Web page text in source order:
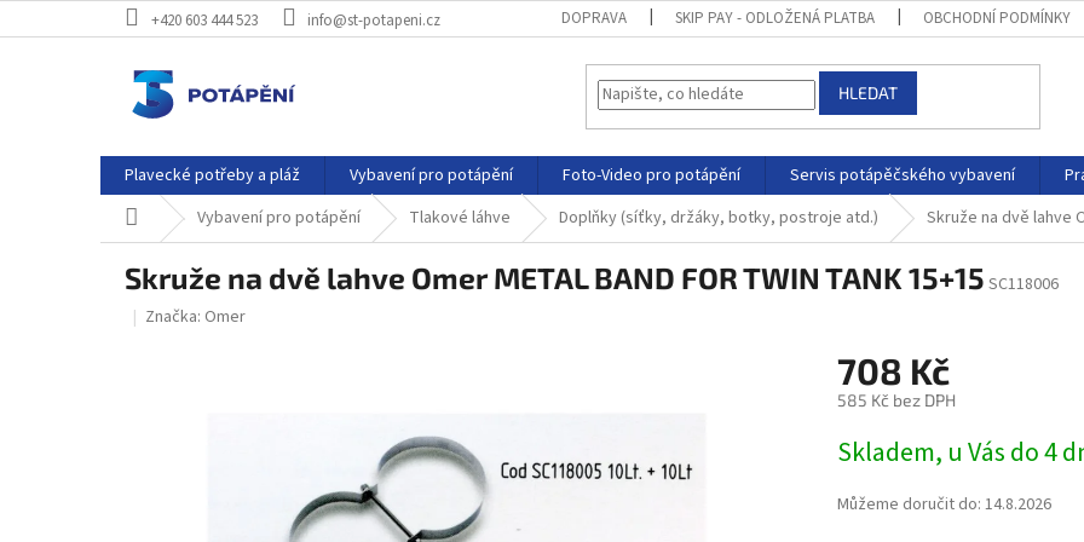
na
+420 603 444 523 info@st-potapeni.cz DOPRAVA SKIP PAY - ODLOŽENÁ PLATBA OBCHODNÍ PODMÍNKY
HLEDAT
Plavecké potřeby a pláž Vybavení pro potápění Foto-Video pro potápění Servis potápěčského vybavení
Domů Vybavení pro potápění Tlakové láhve Doplňky (síťky, držáky, botky, postroje atd.) Skruže na dvě lahve
Skruže na dvě lahve Omer METAL BAND FOR TWIN TANK 15+15 SC118006
Značka: Omer
708 Kč
585 Kč bez DPH
Skladem, u Vás do 4
Můžeme doručit do: 14.8.2026